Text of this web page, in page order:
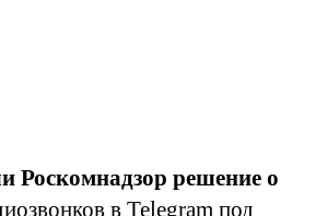
Роскомнадзор решение о
в Telegram под